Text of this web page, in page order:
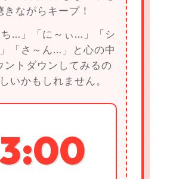
きながらキープ！
ち…」「に～ぃ…」「シ
「さ～ん…」と心の中
ントダウンしてみるの
いかもしれません。